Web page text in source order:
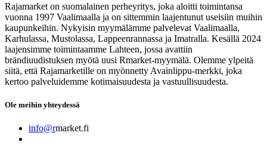
Rajamarket on suomalainen perheyritys, joka aloitti toimintansa
vuonna 1997 Vaalimaalla ja on sittemmin laajentunut useisiin muihin
kaupunkeihin. Nykyisin myymälämme palvelevat Vaalimaalla,
Karhulassa, Mustolassa, Lappeenrannassa ja Imatralla. Kesällä 2024
laajensimme toimintaamme Lahteen, jossa avattiin
brändiuudistuksen myötä uusi Rmarket-myymälä. Olemme ylpeitä
siitä, että Rajamarketille on myönnetty Avainlippu-merkki, joka
kertoo palveluidemme kotimaisuudesta ja vastuullisuudesta.
Ole meihin yhteydessä
info@rmarket.fi